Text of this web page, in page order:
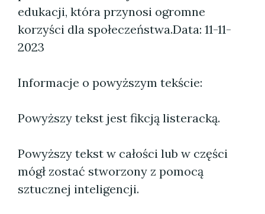
edukacji, która przynosi ogromne
korzyści dla społeczeństwa.Data: 11-11-
2023
Informacje o powyższym tekście:
Powyższy tekst jest fikcją listeracką.
Powyższy tekst w całości lub w części
mógł zostać stworzony z pomocą
sztucznej inteligencji.